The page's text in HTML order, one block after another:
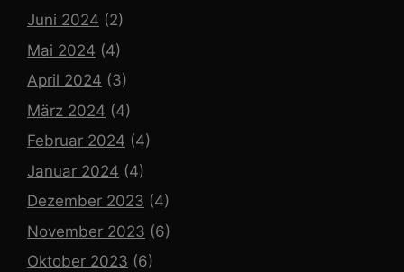
Juni 2024 (2)
Mai 2024 (4)
April 2024 (3)
März 2024 (4)
Februar 2024 (4)
Januar 2024 (4)
Dezember 2023 (4)
November 2023 (6)
Oktober 2023 (6)